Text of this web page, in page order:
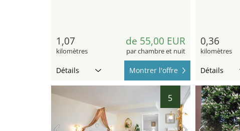
1,07
kilomètres
de 55,00 EUR
par chambre et nuit
Détails Montrer l'offre
0,36
kilomètres
Détails
5